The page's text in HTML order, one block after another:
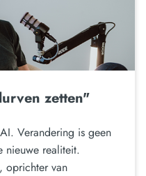
zetten"
Verandering is geen
nieuwe realiteit.
oprichter van